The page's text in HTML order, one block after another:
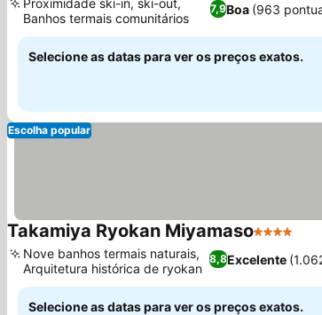
7,9Boa (963
Proximidade ski-in, ski-out,
Banhos termais comunitários
Selecione as datas para ver os preços exatos.
Escolha popular
Takamiya Ryokan Miyamaso4 Estrelas
8,8Excelente
Nove banhos termais naturais,
Arquitetura histórica de ryokan
Selecione as datas para ver os preços exatos.